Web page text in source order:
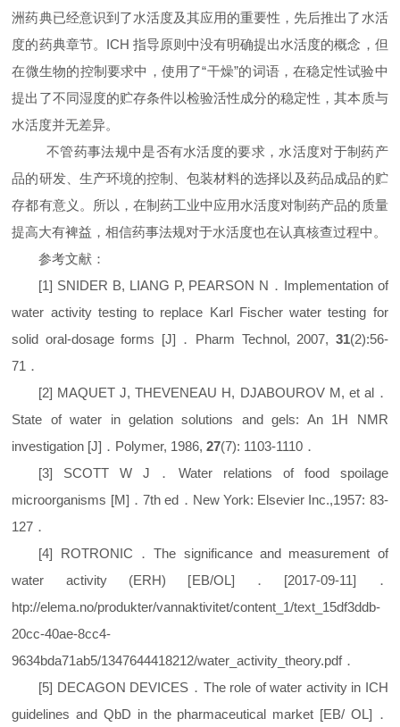
洲药典已经意识到了水活度及其应用的重要性，先后推出了水活
度的药典章节。 ICH 指导原则中没有明确提出水活度的概念，但
在微生物的控制要求中，使用了“干燥”的词语，在稳定性试验中
提出了不同湿度的贮存条件以检验活性成分的稳定性，其本质与
水活度并无差异。
不管药事法规中是否有水活度的要求，水活度对于制药产
品的研发、生产环境的控制、包装材料的选择以及药品成品的贮
存都有意义。所以，在制药工业中应用水活度对制药产品的质量
提高大有裨益，相信药事法规对于水活度也在认真核查过程中。
参考文献 ：
[1] SNIDER B, LIANG P, PEARSON N ． Implementation of
water activity testing to replace Karl Fischer water testing for
solid oral-dosage forms [J] ． Pharm Technol, 2007, 31(2):56-
71 ．
[2] MAQUET J, THEVENEAU H, DJABOUROV M, et al．
State of water in gelation solutions and gels: An 1H NMR
investigation [J] ． Polymer, 1986,27(7): 1103-1110 ．
[3] SCOTT W J ． Water relations of food spoilage
microorganisms [M] ．7th ed ． New York: Elsevier Inc.,1957: 83-
127 ．
[4] ROTRONIC ．The significance and measurement of
water activity (ERH) [EB/OL] ．[2017-09-11] ．
htp://elema.no/produkter/vannaktivitet/content_1/text_15df3ddb-
20cc-40ae-8cc4-
9634bda71ab5/1347644418212/water_activity_theory.pdf．
[5] DECAGON DEVICES ． The role of water activity in ICH
guidelines and QbD in the pharmaceutical market [EB/ OL] ．